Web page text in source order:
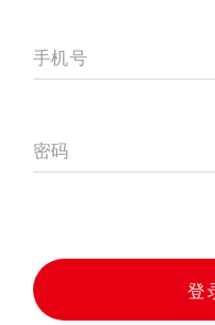
手机号
密码
登